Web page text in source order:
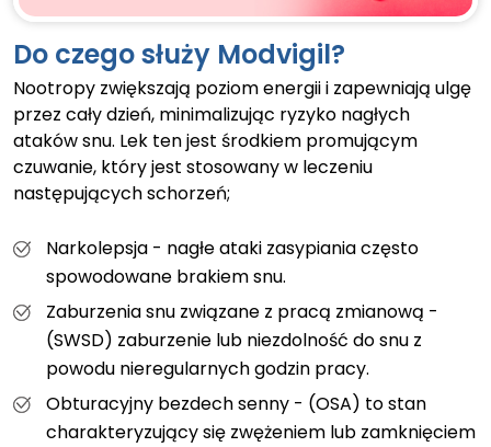
Do czego służy Modvigil?
Nootropy zwiększają poziom energii i zapewniają ulgę
przez cały dzień, minimalizując ryzyko nagłych
ataków snu. Lek ten jest środkiem promującym
czuwanie, który jest stosowany w leczeniu
następujących schorzeń;
Narkolepsja - nagłe ataki zasypiania często
spowodowane brakiem snu.
Zaburzenia snu związane z pracą zmianową -
(SWSD) zaburzenie lub niezdolność do snu z
powodu nieregularnych godzin pracy.
Obturacyjny bezdech senny - (OSA) to stan
charakteryzujący się zwężeniem lub zamknięciem